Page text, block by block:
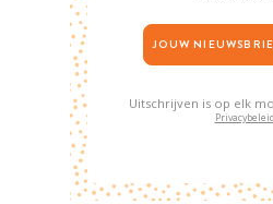
Uitschrijven is op elk
Privacybeleid